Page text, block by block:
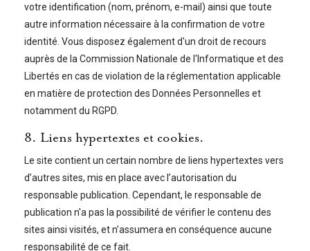
votre identification (nom, prénom, e-mail) ainsi que toute
autre information nécessaire à la confirmation de votre
identité. Vous disposez également d'un droit de recours
auprès de la Commission Nationale de l'Informatique et des
Libertés en cas de violation de la réglementation applicable
en matière de protection des Données Personnelles et
notamment du RGPD.
8. Liens hypertextes et cookies.
Le site contient un certain nombre de liens hypertextes vers
d’autres sites, mis en place avec l’autorisation du
responsable publication. Cependant, le responsable de
publication n'a pas la possibilité de vérifier le contenu des
sites ainsi visités, et n’assumera en conséquence aucune
responsabilité de ce fait.